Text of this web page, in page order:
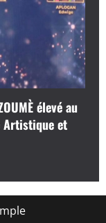
élevé au
Artistique et